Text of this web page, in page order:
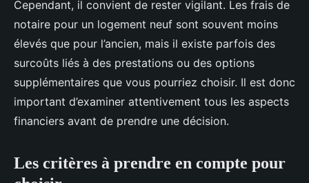
Cependant, il convient de rester vigilant. Les frais de
notaire pour un logement neuf sont souvent moins
élevés que pour l’ancien, mais il existe parfois des
surcoûts liés à des prestations ou des options
supplémentaires que vous pourriez choisir. Il est donc
important d’examiner attentivement tous les aspects
financiers avant de prendre une décision.
Les critères à prendre en compte pour